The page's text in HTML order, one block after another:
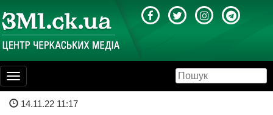
Toggle
navigation
14.11.22 11:17